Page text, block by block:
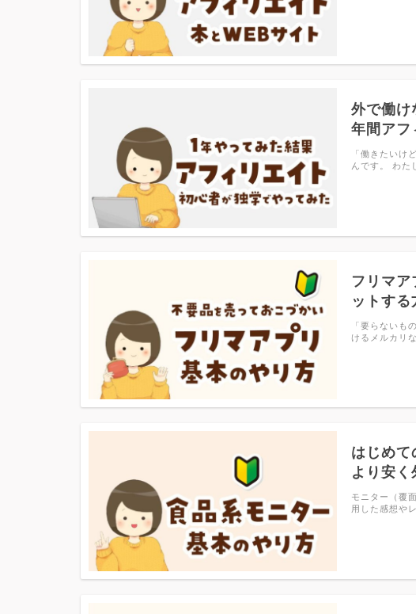
外で働け
年間アフ
「働きたいけ
んです。 わた
フリマ
ットする
「要らないも
けるメルカリ
はじめて
より安
モニター（覆
用した感想や